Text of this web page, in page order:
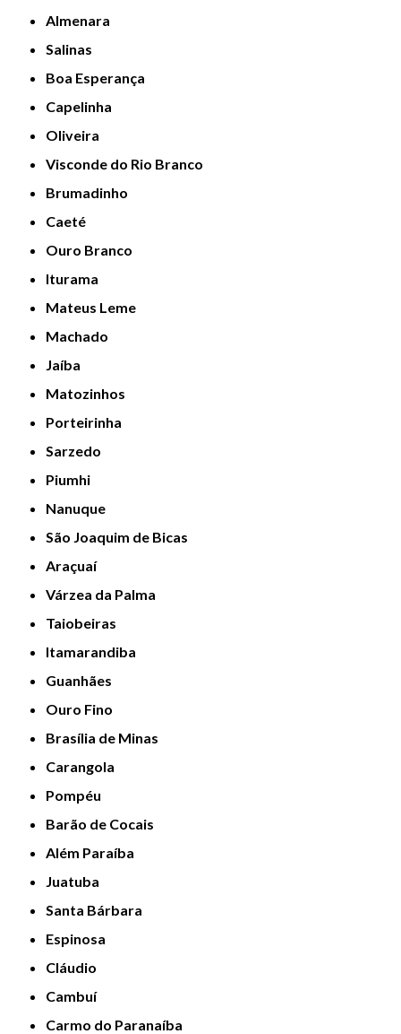
Almenara
Salinas
Boa Esperança
Capelinha
Oliveira
Visconde do Rio Branco
Brumadinho
Caeté
Ouro Branco
Iturama
Mateus Leme
Machado
Jaíba
Matozinhos
Porteirinha
Sarzedo
Piumhi
Nanuque
São Joaquim de Bicas
Araçuaí
Várzea da Palma
Taiobeiras
Itamarandiba
Guanhães
Ouro Fino
Brasília de Minas
Carangola
Pompéu
Barão de Cocais
Além Paraíba
Juatuba
Santa Bárbara
Espinosa
Cláudio
Cambuí
Carmo do Paranaíba